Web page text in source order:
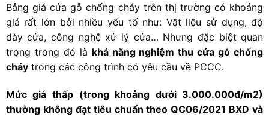
Bảng giá cửa gỗ chống cháy trên thị trường có khoảng
giá rất lớn bởi nhiều yếu tố như: Vật liệu sử dụng, độ
dày cửa, công nghệ xử lý cửa… Nhưng đặc biệt quan
trọng trong đó là khả năng nghiệm thu cửa gỗ chống
cháytrong các công trình có yêu cầu về PCCC.
Mức giá thấp (trong khoảng dưới 3.000.000đ/m2)
thường không đạt tiêu chuẩn theo QC06/2021 BXD và